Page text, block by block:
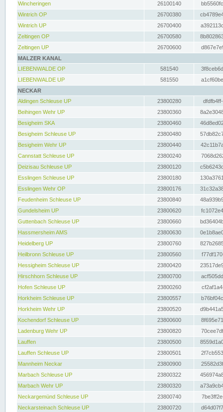
Wincheringen
26100140
Wintrich OP
26700380
Wintrich UP
26700400
Zeltingen OP
26700580
Zeltingen UP
26700600
MALZER KANAL
LIEBENWALDE OP
581540
LIEBENWALDE UP
581550
NECKAR
Aldingen Schleuse UP
23800280
Beihingen Wehr UP
23800360
Besigheim SKA
23800460
Besigheim Schleuse UP
23800480
Besigheim Wehr UP
23800440
Cannstatt Schleuse UP
23800240
Deizisau Schleuse UP
23800120
Esslingen Schleuse UP
23800180
Esslingen Wehr OP
23800176
Feudenheim Schleuse UP
23800840
Gundelsheim UP
23800620
Guttenbach Schleuse UP
23800660
Hassmersheim AMS
23800630
Heidelberg UP
23800760
Heilbronn Schleuse UP
23800560
Hessigheim Schleuse UP
23800420
Hirschhorn Schleuse UP
23800700
Hofen Schleuse UP
23800260
Horkheim Schleuse UP
23800557
Horkheim Wehr UP
23800520
Kochendorf Schleuse UP
23800600
Ladenburg Wehr UP
23800820
Lauffen
23800500
Lauffen Schleuse UP
23800501
Mannheim Neckar
23800900
Marbach Schleuse UP
23800322
Marbach Wehr UP
23800320
Neckargemünd Schleuse UP
23800740
Neckarsteinach Schleuse UP
23800720